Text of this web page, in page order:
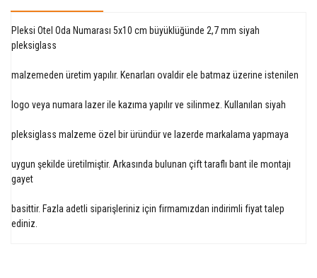
Pleksi Otel Oda Numarası 5x10 cm büyüklüğünde 2,7 mm siyah
pleksiglass
malzemeden üretim yapılır. Kenarları ovaldir ele batmaz üzerine istenilen
logo veya numara lazer ile kazıma yapılır ve silinmez. Kullanılan siyah
pleksiglass malzeme özel bir üründür ve lazerde markalama yapmaya
uygun şekilde üretilmiştir. Arkasında bulunan çift taraflı bant ile montajı
gayet
basittir. Fazla adetli siparişleriniz için firmamızdan indirimli fiyat talep
ediniz.